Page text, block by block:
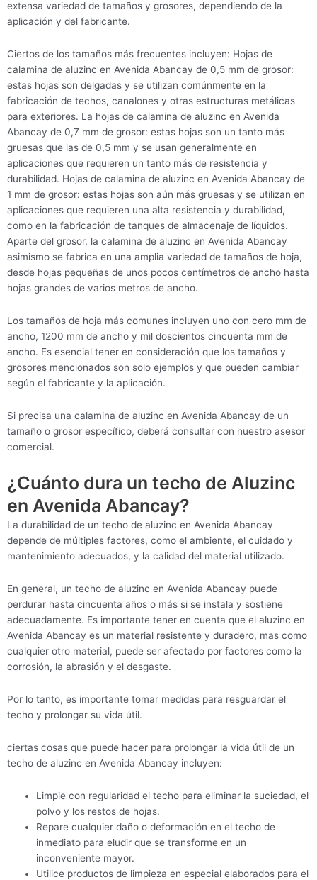
extensa variedad de tamaños y grosores, dependiendo de la
aplicación y del fabricante.
Ciertos de los tamaños más frecuentes incluyen: Hojas de
calamina de aluzinc en Avenida Abancay de 0,5 mm de grosor:
estas hojas son delgadas y se utilizan comúnmente en la
fabricación de techos, canalones y otras estructuras metálicas
para exteriores. La hojas de calamina de aluzinc en Avenida
Abancay de 0,7 mm de grosor: estas hojas son un tanto más
gruesas que las de 0,5 mm y se usan generalmente en
aplicaciones que requieren un tanto más de resistencia y
durabilidad. Hojas de calamina de aluzinc en Avenida Abancay de
1 mm de grosor: estas hojas son aún más gruesas y se utilizan en
aplicaciones que requieren una alta resistencia y durabilidad,
como en la fabricación de tanques de almacenaje de líquidos.
Aparte del grosor, la calamina de aluzinc en Avenida Abancay
asimismo se fabrica en una amplia variedad de tamaños de hoja,
desde hojas pequeñas de unos pocos centímetros de ancho hasta
hojas grandes de varios metros de ancho.
Los tamaños de hoja más comunes incluyen uno con cero mm de
ancho, 1200 mm de ancho y mil doscientos cincuenta mm de
ancho. Es esencial tener en consideración que los tamaños y
grosores mencionados son solo ejemplos y que pueden cambiar
según el fabricante y la aplicación.
Si precisa una calamina de aluzinc en Avenida Abancay de un
tamaño o grosor específico, deberá consultar con nuestro asesor
comercial.
¿Cuánto dura un techo de Aluzinc
en Avenida Abancay?
La durabilidad de un techo de aluzinc en Avenida Abancay
depende de múltiples factores, como el ambiente, el cuidado y
mantenimiento adecuados, y la calidad del material utilizado.
En general, un techo de aluzinc en Avenida Abancay puede
perdurar hasta cincuenta años o más si se instala y sostiene
adecuadamente. Es importante tener en cuenta que el aluzinc en
Avenida Abancay es un material resistente y duradero, mas como
cualquier otro material, puede ser afectado por factores como la
corrosión, la abrasión y el desgaste.
Por lo tanto, es importante tomar medidas para resguardar el
techo y prolongar su vida útil.
ciertas cosas que puede hacer para prolongar la vida útil de un
techo de aluzinc en Avenida Abancay incluyen:
Limpie con regularidad el techo para eliminar la suciedad, el
polvo y los restos de hojas.
Repare cualquier daño o deformación en el techo de
inmediato para eludir que se transforme en un
inconveniente mayor.
Utilice productos de limpieza en especial elaborados para el